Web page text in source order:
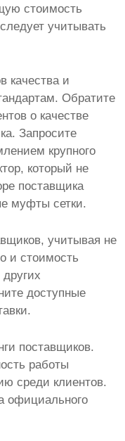
стоимость
учитывать
качества и
Обратите
о качестве
Запросите
крупного
который не
поставщика
муфты сетки.
учитывая не
и стоимость
доступные
поставщиков.
работы
среди клиентов.
официального